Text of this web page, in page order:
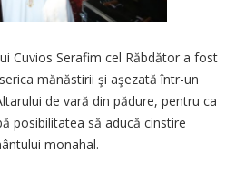
Cuvios Serafim cel Răbdător a fost
mănăstirii şi aşezată într-un
de vară din pădure, pentru ca
posibilitatea să aducă cinstire
monahal.